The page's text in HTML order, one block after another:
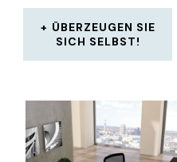
ÜBERZEUGEN SIE
SICH SELBST!